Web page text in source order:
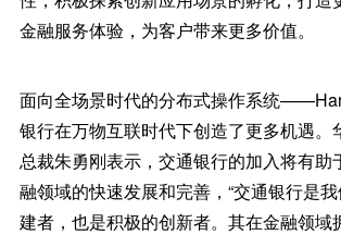
金融服务体验，为客户带来更多价值。
面向全场景时代的分布式操作系统
银行在万物互联时代下创造了更多机遇。
总裁朱勇刚表示，交通银行的加入将有助
融领域的快速发展和完善，“交通银行是
建者，也是积极的创新者。其在金融领域